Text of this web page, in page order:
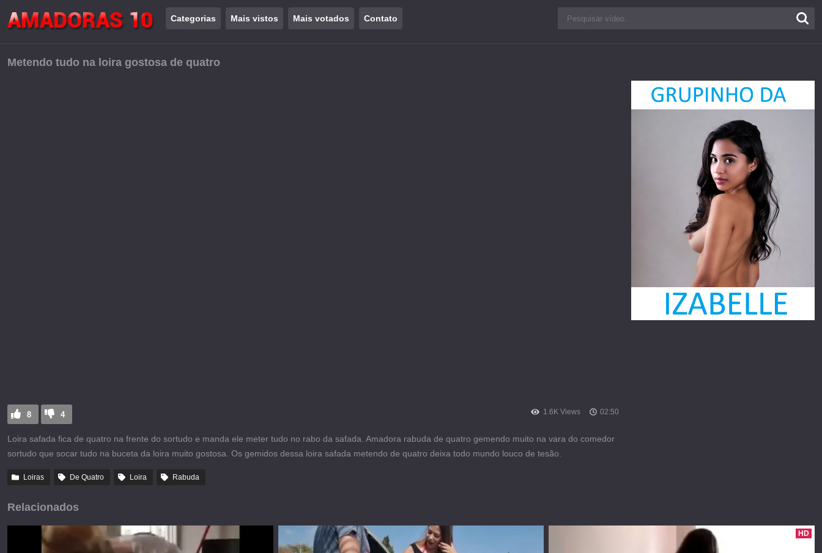
Categorias Mais vistos Mais votados Contato
Metendo tudo na loira gostosa de quatro
8 4 1.6K Views 02:50
Loira safada fica de quatro na frente do sortudo e manda ele meter tudo no rabo da safada. Amadora rabuda de quatro gemendo muito na vara do comedor
sortudo que socar tudo na buceta da loira muito gostosa. Os gemidos dessa loira safada metendo de quatro deixa todo mundo louco de tesão.
Loiras De Quatro Loira Rabuda
Relacionados
HD